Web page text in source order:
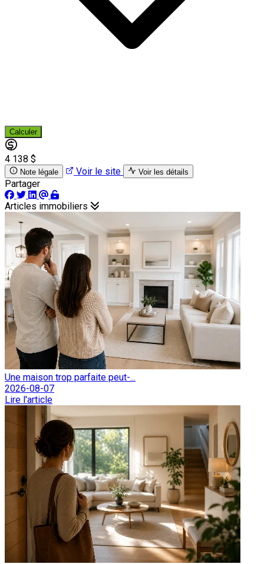
Calculer
4 138 $
Note légale Voir le site Voir les détails
Partager
Articles immobiliers
Une maison trop parfaite peut-...
2026-08-07
Lire l'article